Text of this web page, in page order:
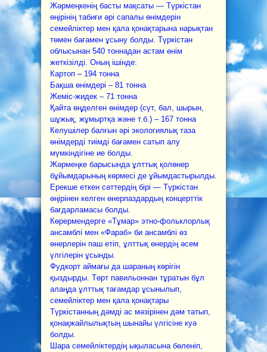
Жәрмеңкенің басты мақсаты — Түркістан
өңірінің табиғи әрі сапалы өнімдерін
семейліктер мен қала қонақтарына нарықтан
төмен бағамен ұсыну болды. Түркістан
облысынан 540 тоннадан астам өнім
жеткізілді. Оның ішінде:
Картоп – 194 тонна
Бақша өнімдері – 81 тонна
Жеміс-жидек – 71 тонна
Қайта өңделген өнімдер (сүт, бал, шырын,
шұжық, жұмыртқа және т.б.) – 167 тонна
Келушілер балғын әрі экологиялық таза
өнімдерді тиімді бағамен сатып алу
мүмкіндігіне ие болды.
Жәрмеңке барысында ұлттық қолөнер
бұйымдарының көрмесі де ұйымдастырылды.
Ерекше еткен сәттердің бірі — Түркістан
өңірінен келген өнерпаздардың концерттік
бағдарламасы болды.
Көрермендерге «Тұмар» этно-фольклорлық
ансамблі мен «Фараб» би ансамблі өз
өнерлерін паш етіп, ұлттық өнердің әсем
үлгілерін ұсынды.
Фудкорт аймағы да шараның көрігін
қыздырды. Төрт павильоннан тұратын бұл
алаңда ұлттық тағамдар ұсынылып,
семейліктер мен қала қонақтары
Түркістанның дәмді ас мәзірінен дәм татып,
қонақжайлылықтың шынайы үлгісіне куә
болды.
Шара семейліктердің ықыласына бөленіп,